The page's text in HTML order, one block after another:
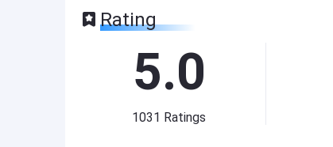
Rating
5.0
1031 Ratings